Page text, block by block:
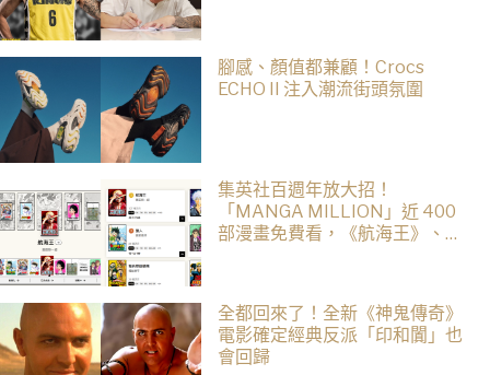
腳感、顏值都兼顧！Crocs
ECHO II 注入潮流街頭氛圍
集英社百週年放大招！
「MANGA MILLION」近 400
部漫畫免費看，《航海王》、
全都回來了！全新《神鬼傳奇》
電影確定經典反派「印和闐」也
會回歸